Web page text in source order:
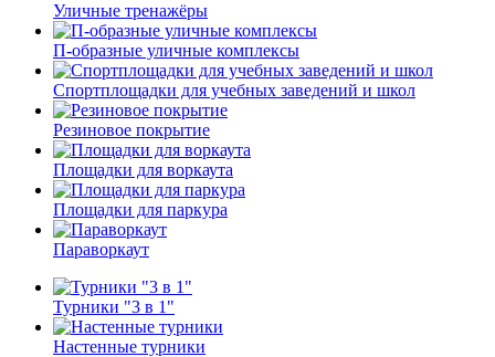
Уличные тренажёры
П-образные уличные комплексы
Спортплощадки для учебных заведений и школ
Резиновое покрытие
Площадки для воркаута
Площадки для паркура
Параворкаут
Турники "3 в 1"
Настенные турники